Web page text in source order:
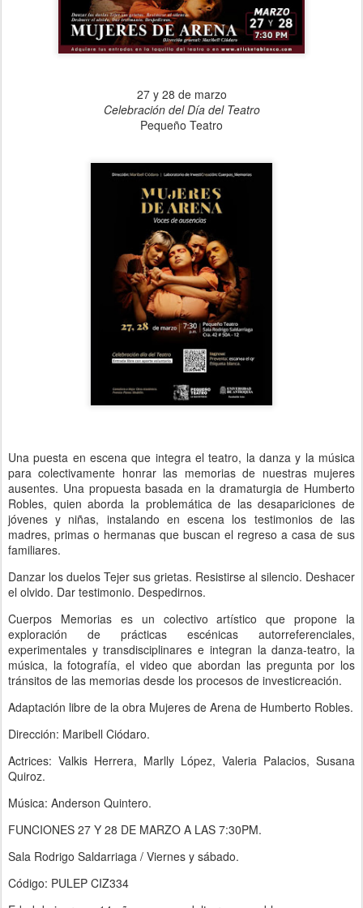
27 y 28 de marzo
Celebración del Día del Teatro
Pequeño Teatro
Una puesta en escena que integra el teatro, la danza y la música
para colectivamente honrar las memorias de nuestras mujeres
ausentes. Una propuesta basada en la dramaturgia de Humberto
Robles, quien aborda la problemática de las desapariciones de
jóvenes y niñas, instalando en escena los testimonios de las
madres, primas o hermanas que buscan el regreso a casa de sus
familiares.
Danzar los duelos Tejer sus grietas. Resistirse al silencio. Deshacer
el olvido. Dar testimonio. Despedirnos.
Cuerpos Memorias es un colectivo artístico que propone la
exploración de prácticas escénicas autorreferenciales,
experimentales y transdisciplinares e integran la danza-teatro, la
música, la fotografía, el video que abordan las pregunta por los
tránsitos de las memorias desde los procesos de investicreación.
Adaptación libre de la obra Mujeres de Arena de Humberto Robles.
Dirección: Maribell Ciódaro.
Actrices: Valkis Herrera, Marlly López, Valeria Palacios, Susana
Quiroz.
Música: Anderson Quintero.
FUNCIONES 27 Y 28 DE MARZO A LAS 7:30PM.
Sala Rodrigo Saldarriaga / Viernes y sábado.
Código: PULEP CIZ334